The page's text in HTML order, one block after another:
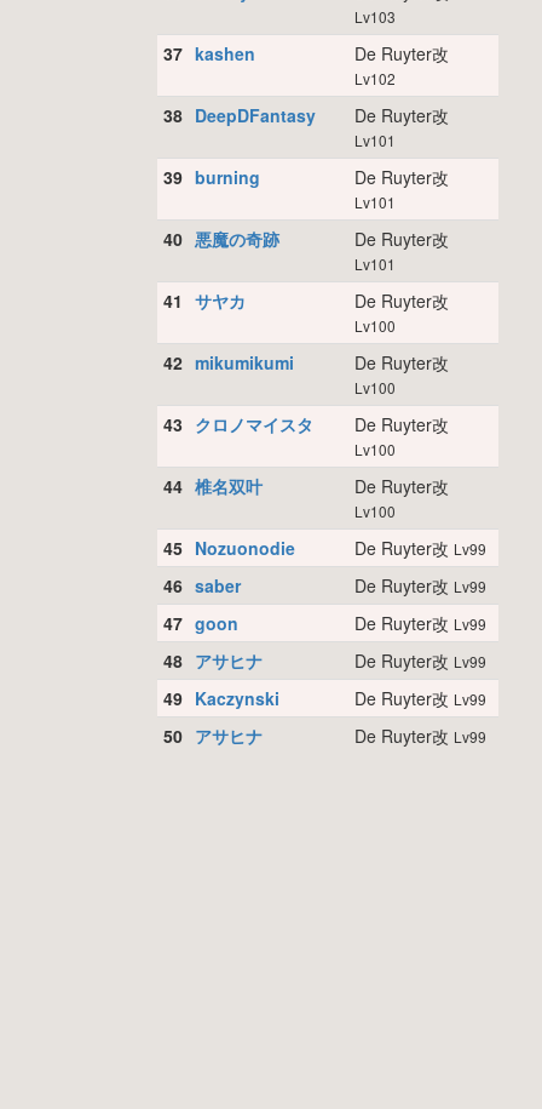
Lv103
37 kashen De Ruyter改
Lv102
38 DeepDFantasy De Ruyter改
Lv101
39 burning De Ruyter改
Lv101
40 悪魔の奇跡 De Ruyter改
Lv101
41 サヤカ De Ruyter改
Lv100
42 mikumikumi De Ruyter改
Lv100
43 クロノマイスタ De Ruyter改
Lv100
44 椎名双叶 De Ruyter改
Lv100
45 Nozuonodie De Ruyter改 Lv99
46 saber De Ruyter改 Lv99
47 goon De Ruyter改 Lv99
48 アサヒナ De Ruyter改 Lv99
49 Kaczynski De Ruyter改 Lv99
50 アサヒナ De Ruyter改 Lv99